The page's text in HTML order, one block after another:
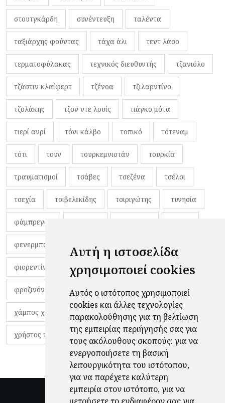
Αυτή η ιστοσελίδα
χρησιμοποιεί cookies
Αυτός ο ιστότοπος χρησιμοποιεί
cookies και άλλες τεχνολογίες
παρακολούθησης για τη βελτίωση
της εμπειρίας περιήγησής σας για
τους ακόλουθους σκοπούς: για να
ενεργοποιήσετε τη βασική
λειτουργικότητα του ιστότοπου,
για να παρέχετε καλύτερη
εμπειρία στον ιστότοπο,για να
στουτγκάρδη συνέντευξη ταλέντα
ταξιάρχης φούντας τάχα άλι τεντ λάσο
τερματοφύλακας τεχνικός διευθυντής τζανιόλο
τζάστιν κλαίφερτ τζένοα τζιλαρντίνο
τζολάκης τζον ντε λουίς τιάγκο μότα
τιερί ανρί τόνι κάλβο τοπικό τότεναμ
τότι τουν τουρκεμνιστάν τουρκία
τραυματισμοί τσάβες τσεζένα τσέλσι
τσεχία τσιβελεκίδης τσιριγώτης τυνησία
φάμπρεγας
φενερμπαχτσέ φερνάντο τόρες φίλαθλοι
φιορεντίνα φιρμίνο φρανκ ντε μπουρ
φροζινόνε φωκικός χαβίτο
χάμπος χαραλάμπους χάρι πότερ
χρήστος τζόλης